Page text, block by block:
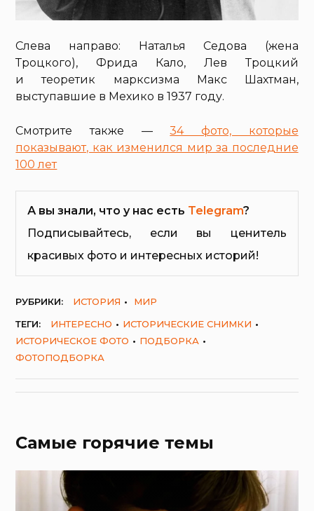
Слева направо: Наталья Седова (жена
Троцкого), Фрида Кало, Лев Троцкий
и теоретик марксизма Макс Шахтман,
выступавшие в Мехико в 1937 году.
Смотрите также —34 фото, которые
показывают, как изменился мир за последние
100 лет
А вы знали, что у нас есть Telegram?
Подписывайтесь, если вы ценитель
красивых фото и интересных историй!
РУБРИКИ: ИСТОРИЯ
МИР
ТЕГИ:
ИНТЕРЕСНО
ИСТОРИЧЕСКИЕ СНИМКИ
ИСТОРИЧЕСКОЕ ФОТО
ПОДБОРКА
ФОТОПОДБОРКА
Самые горячие темы